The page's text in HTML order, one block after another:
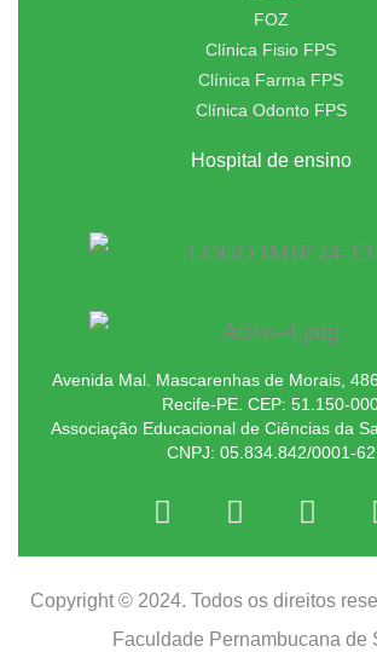
FOZ
Clínica Fisio FPS
Clínica Farma FPS
Clínica Odonto FPS
Hospital de ensino
Avenida Mal. Mascarenhas de Morais,
Recife-PE. CEP: 51.150-
Associação Educacional de Ciências da
CNPJ: 05.834.842/0001-62
Copyright © 2024. Todos os direitos
Faculdade Pernambucana de